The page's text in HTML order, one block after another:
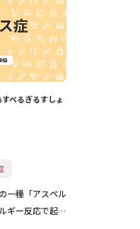
すぺるぎるすしょ
一種「アスペル
ギー反応で起こ